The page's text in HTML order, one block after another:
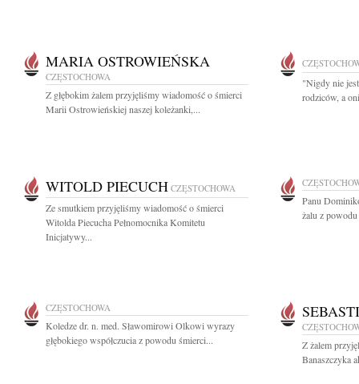
MARIA OSTROWIEŃSKA
CZĘSTOCHOWA
Z głębokim żalem przyjęliśmy wiadomość o śmierci
Marii Ostrowieńskiej naszej koleżanki,...
"Nigdy nie
rodziców, a
WITOLD PIECUCH CZĘSTOCHOWA
Ze smutkiem przyjęliśmy wiadomość o śmierci
Witolda Piecucha Pełnomocnika Komitetu
Inicjatywy...
Panu
żalu z powodu
CZĘSTOCHOWA
Koledze dr. n. med. Sławomirowi Olkowi wyrazy
głębokiego współczucia z powodu śmierci...
Z żalem
Banaszczyka